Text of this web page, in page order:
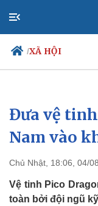
/XÃ HỘI
Chính trị
Đảng
Tổ chức nhân sự
Nhận diện sự thật
Đưa vệ
Nam vào
Chủ Nhật, 18:06, 04/
Vệ tinh Pico
toàn bởi đội ngũ